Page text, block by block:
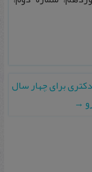
برای چهار سال
→